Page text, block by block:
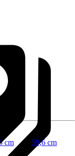
cm
59,6 cm